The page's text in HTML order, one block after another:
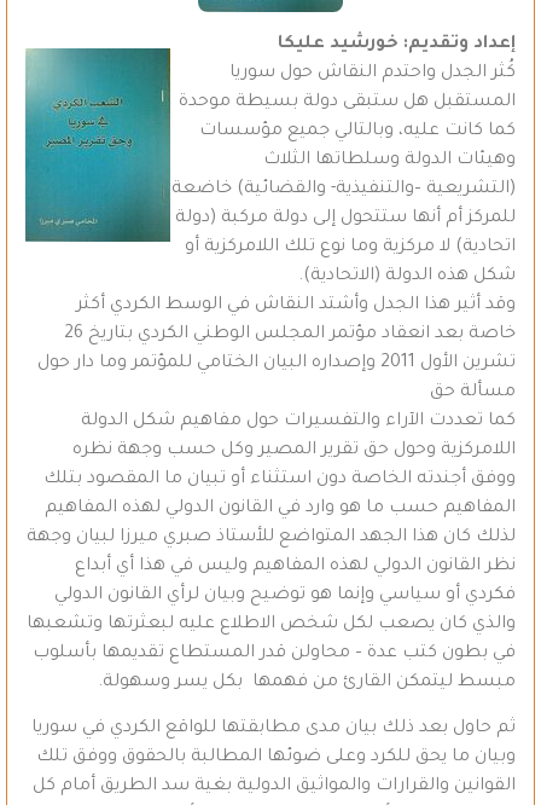
إعداد وتقديم: خورشيد عليكا
كُثر الجدل واحتدم النقاش حول سوريا
المستقبل هل ستبقى دولة بسيطة موحدة
كما كانت عليه، وبالتالي جميع مؤسسات
وهيئات الدولة وسلطاتها الثلاث
(التشريعية –والتنفيذية- والقضائية) خاضعة
للمركز أم أنها ستتحول إلى دولة مركبة (دولة
اتحادية) لا مركزية وما نوع تلك اللامركزية أو
شكل هذه الدولة (الاتحادية).
وقد أثير هذا الجدل وأشتد النقاش في الوسط الكردي أكثر
خاصة بعد انعقاد مؤتمر المجلس الوطني الكردي بتاريخ 26
تشرين الأول 2011 وإصداره البيان الختامي للمؤتمر وما دار حول
مسألة حق
كما تعددت الآراء والتفسيرات حول مفاهيم شكل الدولة
اللامركزية وحول حق تقرير المصير وكل حسب وجهة نظره
ووفق أجندته الخاصة دون استثناء أو تبيان ما المقصود بتلك
المفاهيم حسب ما هو وارد في القانون الدولي لهذه المفاهيم
لذلك كان هذا الجهد المتواضع للأستاذ صبري ميرزا لبيان وجهة
نظر القانون الدولي لهذه المفاهيم وليس في هذا أي أبداع
فكردي أو سياسي وإنما هو توضيح وبيان لرأي القانون الدولي
والذي كان يصعب لكل شخص الاطلاع عليه لبعثرتها وتشعبها
في بطون كتب عدة – محاولن قدر المستطاع تقديمها بأسلوب
مبسط ليتمكن القارئ من فهمها بكل يسر وسهولة.
ثم حاول بعد ذلك بيان مدى مطابقتها للواقع الكردي في سوريا
وبيان ما يحق للكرد وعلى ضوئها المطالبة بالحقوق ووفق تلك
القوانين والقرارات والمواثيق الدولية بغية سد الطريق أمام كل